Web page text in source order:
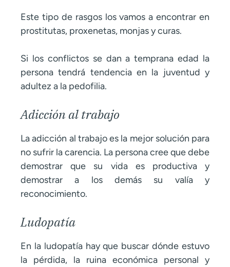
Este tipo de rasgos los vamos a encontrar en
prostitutas, proxenetas, monjas y curas.
Si los conflictos se dan a temprana edad la
persona tendrá tendencia en la juventud y
adultez a la pedofilia.
Adicción al trabajo
La adicción al trabajo es la mejor solución para
no sufrir la carencia. La persona cree que debe
demostrar que su vida es productiva y
demostrar a los demás su valía y
reconocimiento.
Ludopatía
En la ludopatía hay que buscar dónde estuvo
la pérdida, la ruina económica personal y